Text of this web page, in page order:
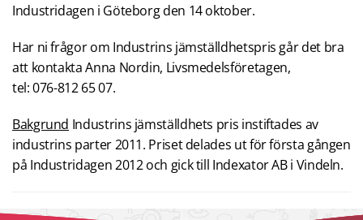
Industridagen i Göteborg den 14 oktober.
Har ni frågor om Industrins jämställdhetspris går det bra
att kontakta Anna Nordin, Livsmedelsföretagen,
tel: 076-812 65 07.
Bakgrund Industrins jämställdhets pris instiftades av
industrins parter 2011. Priset delades ut för första gången
på Industridagen 2012 och gick till Indexator AB i Vindeln.